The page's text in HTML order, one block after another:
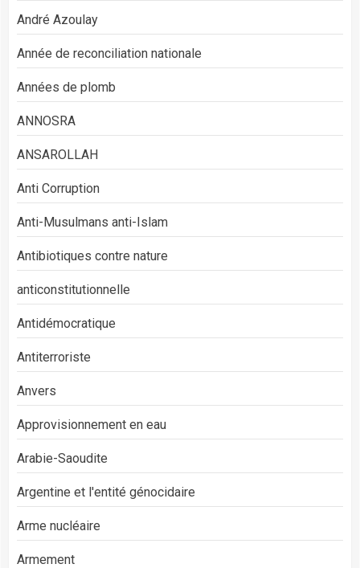
André Azoulay
Année de reconciliation nationale
Années de plomb
ANNOSRA
ANSAROLLAH
Anti Corruption
Anti-Musulmans anti-Islam
Antibiotiques contre nature
anticonstitutionnelle
Antidémocratique
Antiterroriste
Anvers
Approvisionnement en eau
Arabie-Saoudite
Argentine et l'entité génocidaire
Arme nucléaire
Armement